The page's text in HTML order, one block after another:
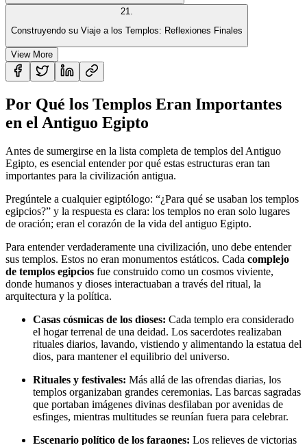
21.
Construyendo su Viaje a los Templos: Reflexiones Finales
View More
Por Qué los Templos Eran Importantes
en el Antiguo Egipto
Antes de sumergirse en la lista completa de templos del Antiguo
Egipto, es esencial entender por qué estas estructuras eran tan
importantes para la civilización antigua.
Pregúntele a cualquier egiptólogo: “¿Para qué se usaban los templos
egipcios?” y la respuesta es clara: los templos no eran solo lugares
de oración; eran el corazón de la vida del antiguo Egipto.
Para entender verdaderamente una civilización, uno debe entender
sus templos. Estos no eran monumentos estáticos. Cada complejo
de templos egipcios fue construido como un cosmos viviente,
donde humanos y dioses interactuaban a través del ritual, la
arquitectura y la política.
Casas cósmicas de los dioses: Cada templo era considerado
el hogar terrenal de una deidad. Los sacerdotes realizaban
rituales diarios, lavando, vistiendo y alimentando la estatua del
dios, para mantener el equilibrio del universo.
Rituales y festivales: Más allá de las ofrendas diarias, los
templos organizaban grandes ceremonias. Las barcas sagradas
que portaban imágenes divinas desfilaban por avenidas de
esfinges, mientras multitudes se reunían fuera para celebrar.
Escenario político de los faraones: Los relieves de victorias